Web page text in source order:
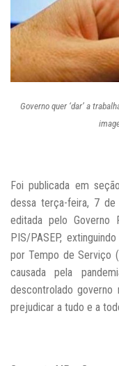
Governo quer ‘dar’ a
Foi publicada em
dessa terça-feira, 7
editada pelo Governo
PIS/PASEP,
por Tempo de Serviço
causada pela
descontrolado
prejudicar a tudo e a